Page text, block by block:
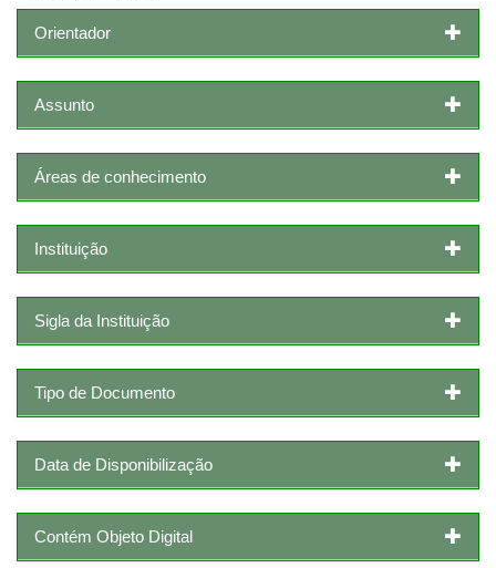
Orientador
Assunto
Áreas de conhecimento
Instituição
Sigla da Instituição
Tipo de Documento
Data de Disponibilização
Contém Objeto Digital